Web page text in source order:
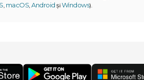
macOS Android și Windows).